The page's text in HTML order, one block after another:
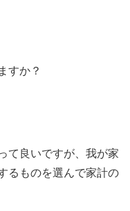
すか？
て良いですが、我が家
るものを選んで家計の